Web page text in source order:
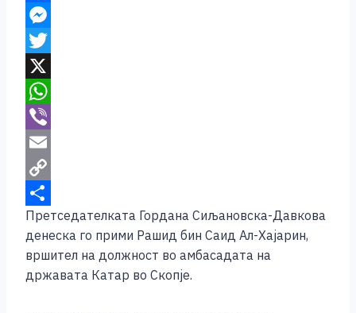
F
a
c
e
b
o
o
k
M
e
s
s
e
n
g
e
r
T
w
t
t
e
r
X
W
h
a
s
A
p
V
b
e
r
E
m
a
i
l
C
o
p
y
S
h
a
Претседателката Гордана Сиљановска-Давкова
денеска го прими Рашид бин Саид Ал-Хајарин,
вршител на должност во aмбасадата на
државата Катар во Скопје.